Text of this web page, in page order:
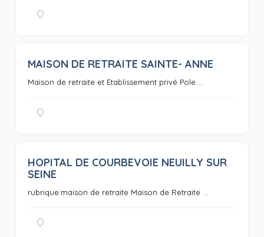
0
MAISON DE RETRAITE SAINTE- ANNE
Maison de retraite et Etablissement privé Pole ...
0
HOPITAL DE COURBEVOIE NEUILLY SUR
SEINE
rubrique:maison de retraite Maison de Retraite ...